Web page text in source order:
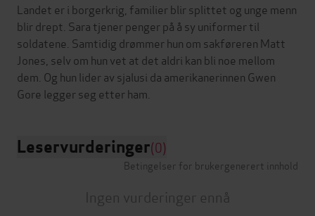
Landet er i borgerkrig, familier blir splittet og unge menn
blir drept. Sara tjener penger på å sy uniformer til
soldatene. Samtidig drømmer hun om sakføreren Matt
Jones, selv om hun vet at det aldri kan bli noe mellom
dem. Og hun lider av sjalusi da amerikanerinnen Gwen
Leservurderinger(0)
Betingelser for brukergenerert innhold
Ingen vurderinger ennå